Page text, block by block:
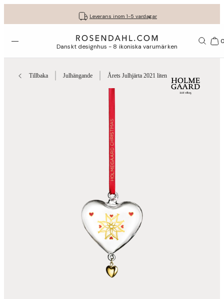
Leverans inom 1-5 vardagar
Fri frakt på köp för minst 849 kr.
30 dagars fri retur med GLS
Få dina presenter fint inslagna
Öppna menyn Danskt designhus - 8 ikoniska varumärken
Tillbaka Julhängande Årets Julhjärta 2021 liten